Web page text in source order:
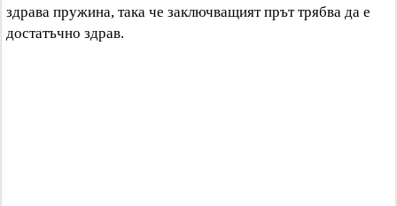
здрава пружина, така че заключващият прът трябва да е
достатъчно здрав.